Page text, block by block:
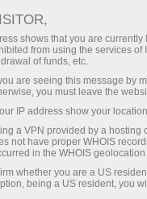
InstaForex
эга бўласиз:
елкаси,
спред ва
шунингдек
индекслар
учун қулай
Ҳар бир
30% бонус
Савдода
ва трассада
shows that you are
from using the services
of funds, etc.
are seeing this message by
you must leave the
IP address show your
a VPN provided by a hosting
not have proper WHOIS
in the WHOIS
whether you are a US
being a US resident, you